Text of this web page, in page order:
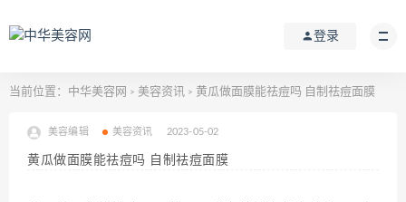
登录
当前位置： 中华美容网 > 美容资讯 > 黄瓜做面膜能祛痘吗 自制祛痘面膜
美容编辑 美容资讯 2023-05-02
黄瓜做面膜能祛痘吗 自制祛痘面膜